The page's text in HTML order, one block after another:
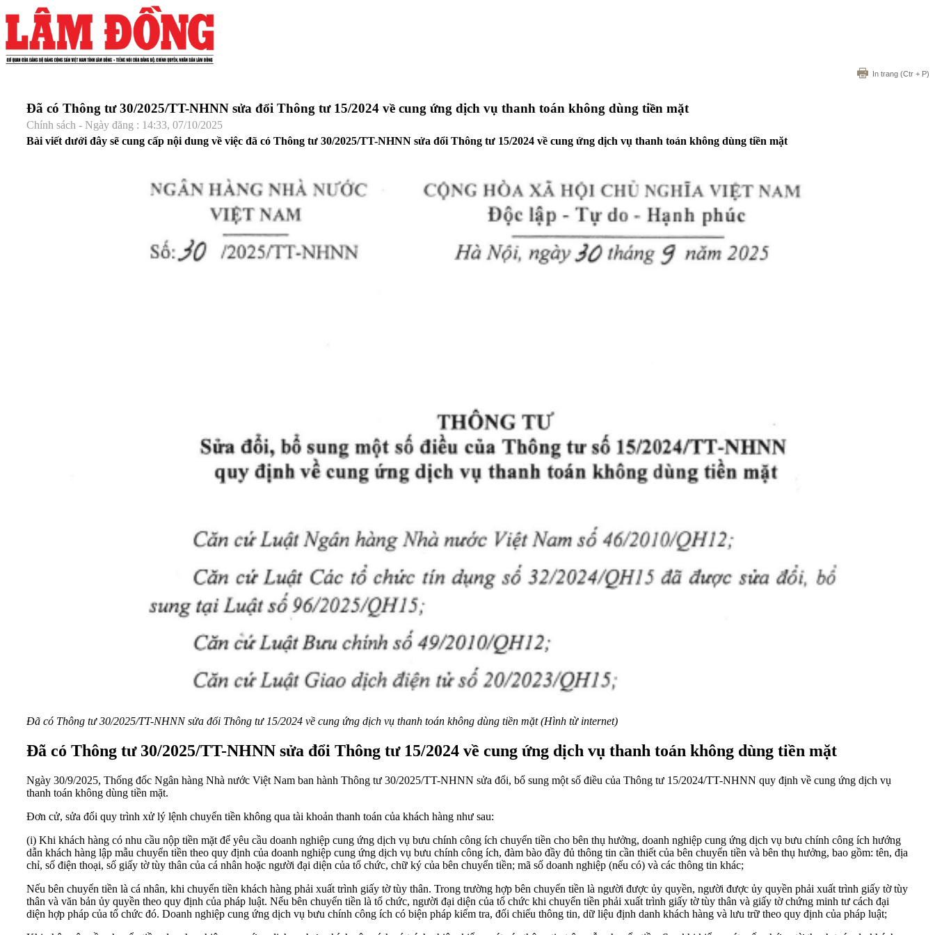
In trang (Ctr + P)
Đã có Thông tư 30/2025/TT-NHNN sửa đổi Thông tư 15/2024 về cung ứng dịch vụ thanh toán không dùng tiền mặt
Chính sách - Ngày đăng : 14:33, 07/10/2025
Bài viết dưới đây sẽ cung cấp nội dung về việc đã có Thông tư 30/2025/TT-NHNN sửa đổi Thông tư 15/2024 về cung ứng dịch vụ thanh toán không dùng tiền mặt
Đã có Thông tư 30/2025/TT-NHNN sửa đổi Thông tư 15/2024 về cung ứng dịch vụ thanh toán không dùng tiền mặt (Hình từ internet)
Đã có Thông tư 30/2025/TT-NHNN sửa đổi Thông tư 15/2024 về cung ứng dịch vụ thanh toán không dùng tiền mặt
Ngày 30/9/2025, Thống đốc Ngân hàng Nhà nước Việt Nam ban hành Thông tư 30/2025/TT-NHNN sửa đổi, bổ sung một số điều của Thông tư 15/2024/TT-NHNN quy định về cung ứng dịch vụ
thanh toán không dùng tiền mặt.
Đơn cử, sửa đổi quy trình xử lý lệnh chuyển tiền không qua tài khoản thanh toán của khách hàng như sau:
(i) Khi khách hàng có nhu cầu nộp tiền mặt để yêu cầu doanh nghiệp cung ứng dịch vụ bưu chính công ích chuyển tiền cho bên thụ hưởng, doanh nghiệp cung ứng dịch vụ bưu chính công ích hướng
dẫn khách hàng lập mẫu chuyển tiền theo quy định của doanh nghiệp cung ứng dịch vụ bưu chính công ích, đàm bào đầy đủ thông tin cần thiết của bên chuyển tiền và bên thụ hưởng, bao gồm: tên, địa
chỉ, số điện thoại, số giấy tờ tùy thân của cá nhân hoặc người đại diện của tổ chức, chữ ký của bên chuyển tiền; mã số doanh nghiệp (nếu có) và các thông tin khác;
Nếu bên chuyển tiền là cá nhân, khi chuyển tiền khách hàng phải xuất trình giấy tờ tùy thân. Trong trường hợp bên chuyển tiền là người được ủy quyền, người được ủy quyền phải xuất trình giấy tờ tùy
thân và văn bản ủy quyền theo quy định của pháp luật. Nếu bên chuyển tiền là tổ chức, người đại diện của tổ chức khi chuyển tiền phải xuất trình giấy tờ tùy thân và giấy tờ chứng minh tư cách đại
diện hợp pháp của tổ chức đó. Doanh nghiệp cung ứng dịch vụ bưu chính công ích có biện pháp kiểm tra, đối chiếu thông tin, dữ liệu định danh khách hàng và lưu trữ theo quy định của pháp luật;